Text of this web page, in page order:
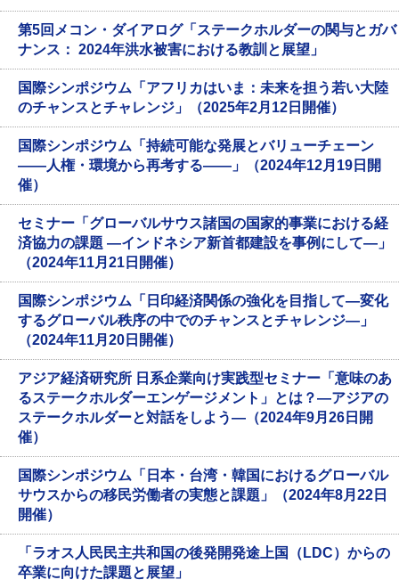
第5回メコン・ダイアログ「ステークホルダーの関与とガバ
ナンス： 2024年洪水被害における教訓と展望」
国際シンポジウム「アフリカはいま：未来を担う若い大陸
のチャンスとチャレンジ」（2025年2月12日開催）
国際シンポジウム「持続可能な発展とバリューチェーン
――人権・環境から再考する――」（2024年12月19日開
催）
セミナー「グローバルサウス諸国の国家的事業における経
済協力の課題 ―インドネシア新首都建設を事例にして―」
（2024年11月21日開催）
国際シンポジウム「日印経済関係の強化を目指して―変化
するグローバル秩序の中でのチャンスとチャレンジ―」
（2024年11月20日開催）
アジア経済研究所 日系企業向け実践型セミナー「意味のあ
るステークホルダーエンゲージメント」とは？―アジアの
ステークホルダーと対話をしよう―（2024年9月26日開
催）
国際シンポジウム「日本・台湾・韓国におけるグローバル
サウスからの移民労働者の実態と課題」（2024年8月22日
開催）
「ラオス人民民主共和国の後発開発途上国（LDC）からの
卒業に向けた課題と展望」